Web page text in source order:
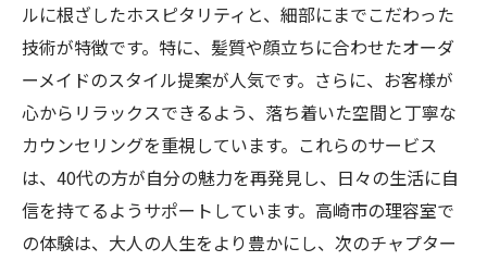
ルに根ざしたホスピタリティと、細部にまでこだわった
技術が特徴です。特に、髪質や顔立ちに合わせたオーダ
ーメイドのスタイル提案が人気です。さらに、お客様が
心からリラックスできるよう、落ち着いた空間と丁寧な
カウンセリングを重視しています。これらのサービス
は、40代の方が自分の魅力を再発見し、日々の生活に自
信を持てるようサポートしています。高崎市の理容室で
の体験は、大人の人生をより豊かにし、次のチャプター